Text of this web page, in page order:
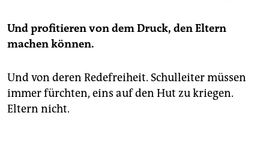
Und profitieren von dem Druck, den Eltern
machen können.
Und von deren Redefreiheit. Schulleiter müssen
immer fürchten, eins auf den Hut zu kriegen.
Eltern nicht.